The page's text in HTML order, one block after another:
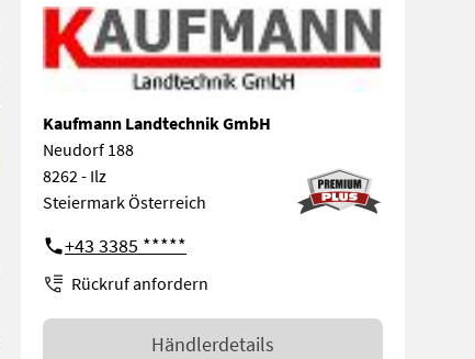
Kaufmann Landtechnik GmbH
Neudorf 188
8262 - Ilz
Steiermark Österreich
+43 3385 *****
Rückruf anfordern
Händlerdetails